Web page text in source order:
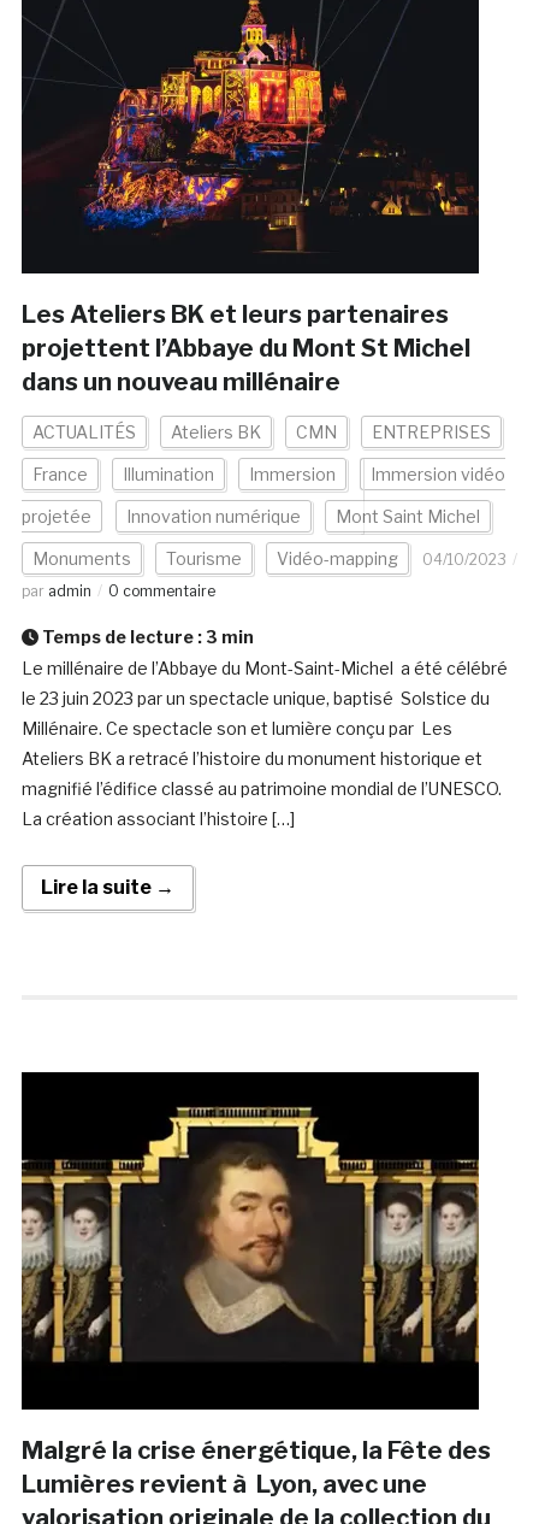
Les Ateliers BK et leurs partenaires
projettent l’Abbaye du Mont St Michel
dans un nouveau millénaire
ACTUALITÉS Ateliers BK CMN ENTREPRISES
France Illumination Immersion Immersion vidéo
projetée Innovation numérique Mont Saint Michel
Monuments Tourisme Vidéo-mapping
04/10/2023
par admin 0 commentaire
Temps de lecture : 3 min
Le millénaire de l’Abbaye du Mont-Saint-Michel a été célébré
le 23 juin 2023 par un spectacle unique, baptisé Solstice du
Millénaire. Ce spectacle son et lumière conçu par Les
Ateliers BK a retracé l’histoire du monument historique et
magnifié l’édifice classé au patrimoine mondial de l’UNESCO.
La création associant l’histoire […]
Lire la suite →
Malgré la crise énergétique, la Fête des
Lumières revient à Lyon, avec une